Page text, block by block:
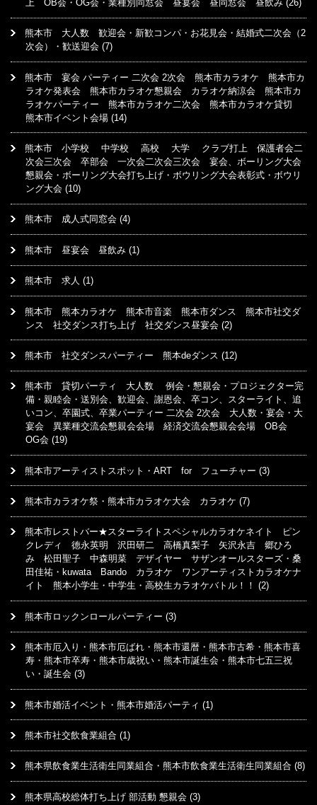
上 OB会・OG会・業種別同窓会 昼宴会 昼同窓会 昼飲み (26)
熊本市 大人数 歓迎会・新歓コンパ・お花見会・結婚式二次会（2
次会）・歓送迎会 (7)
熊本市 宴会 パーティー 二次会 2次会 熊本市カラオケ 熊本市カ
ラオケ発表会 熊本市カラオケ懇親会 カラオケ納涼会 熊本市カ
ラオケパーティー 熊本市カラオケ二次会 熊本市カラオケ貸切
熊本市イベント会場 (14)
熊本市 小学校 中学校 高校 大学 クラブ打上 保護者会二
次会三次会 卒部会 一次会二次会三次会 宴会、ボーリング大会
懇親会・ボーリング大会打ち上げ・ボウリング大会表彰式・ボウリ
ング大会 (10)
熊本市 成人式同窓会 (4)
熊本市 昼宴会 昼飲み (1)
熊本市 求人 (1)
熊本市 熊本カラオケ 熊本市音楽 熊本市ダンス 熊本市社交ダ
ンス 社交ダンス打ち上げ 社交ダンス昼宴会 (2)
熊本市 社交ダンスパーティー 熊本deダンス (12)
熊本市 貸切パーティ 大人数 例会・懇親会・プロジェクター完
備・親睦会・送別会、歓迎会、謝恩会、卒コン、スターライト、追
いコン、卒園式、卒業パーティー 二次会 2次会 大人数・宴会・大
宴会 異業種交流会懇親会会場 経済交流会懇親会会場 OB会
OG会 (19)
熊本市アーティストスポット・ART for フューチャー (3)
熊本市カラオケ祭・熊本市カラオケ大会 カラオケ (7)
熊本市レストバー★スターライトスペシャルカラオケネイト ピン
クレディ 徳永英明 沢田研二 高橋真梨子 矢沢永吉 郷ひろ
み 松田聖子 中森明菜 デザイヤー サザンオールスターズ・桑
田佳祐・kuwata Bando カラオケ ワンアーティストカラオケナ
イト 熊本小学生・中学生・高校生カラオケバトル！！ (2)
熊本市ロックンロールパーティー (3)
熊本市厄入り・熊本市厄ばれ・熊本市還暦・熊本市古希・熊本市喜
寿・熊本市卒寿・熊本市歳祝い・熊本市誕生会・熊本市七五三祝
い・誕生会 (3)
熊本市婚活イベント・熊本市婚活パーティ (1)
熊本市社交飲食業組合 (1)
熊本県飲食業生活衛生同業組合・熊本市飲食業生活衛生同業組合 (8)
熊本県高校総体打ち上げ 部活動 懇親会 (3)